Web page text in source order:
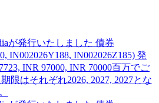
が発行いたしました 債券
IN002026Y188, IN002026Z185) 発
INR 97000, INR 70000百万でご
限はそれぞれ2026, 2027, 2027とな